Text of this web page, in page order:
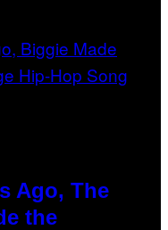
Ago, The
the